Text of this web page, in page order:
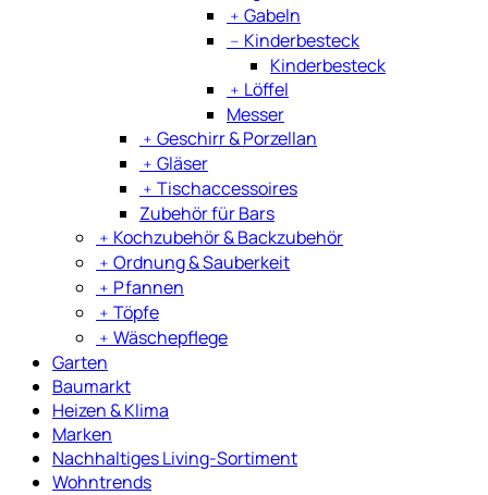
﹢ Gabeln
﹣ Kinderbesteck
Kinderbesteck
﹢ Löffel
Messer
﹢ Geschirr & Porzellan
﹢ Gläser
﹢ Tischaccessoires
Zubehör für Bars
﹢ Kochzubehör & Backzubehör
﹢ Ordnung & Sauberkeit
﹢ Pfannen
﹢ Töpfe
﹢ Wäschepflege
Garten
Baumarkt
Heizen & Klima
Marken
Nachhaltiges Living-Sortiment
Wohntrends